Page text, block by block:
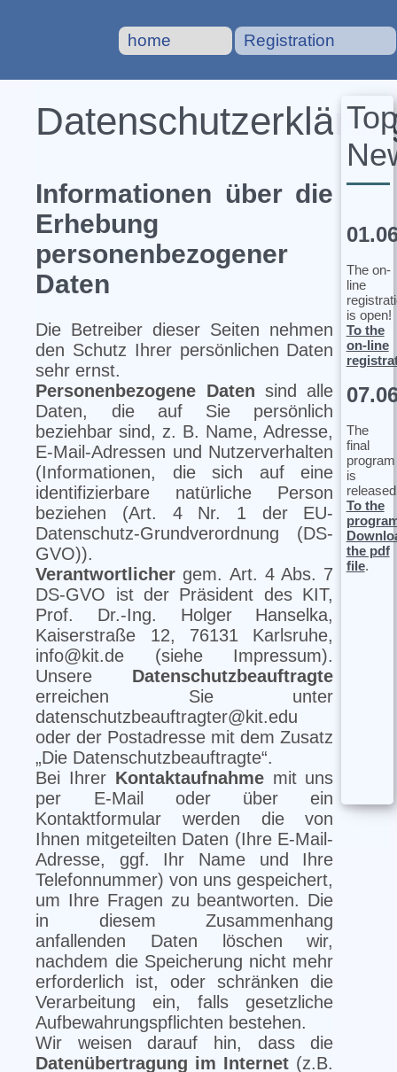
home Registration
Informationen über die
Erhebung
personenbezogener
Daten
Die Betreiber dieser Seiten nehmen
den Schutz Ihrer persönlichen Daten
sehr ernst.
Personenbezogene Daten sind alle
Daten, die auf Sie persönlich
beziehbar sind, z. B. Name, Adresse,
E-Mail-Adressen und Nutzerverhalten
(Informationen, die sich auf eine
identifizierbare natürliche Person
beziehen (Art. 4 Nr. 1 der EU-
Datenschutz-Grundverordnung (DS-
GVO)).
Verantwortlicher gem. Art. 4 Abs. 7
DS-GVO ist der Präsident des KIT,
Prof. Dr.-Ing. Holger Hanselka,
Kaiserstraße 12, 76131 Karlsruhe,
info@kit.de (siehe Impressum).
Unsere Datenschutzbeauftragte
erreichen Sie unter
datenschutzbeauftragter@kit.edu
oder der Postadresse mit dem Zusatz
„Die Datenschutzbeauftragte“.
Bei Ihrer Kontaktaufnahmemit uns
per E-Mail oder über ein
Kontaktformular werden die von
Ihnen mitgeteilten Daten (Ihre E-Mail-
Adresse, ggf. Ihr Name und Ihre
Telefonnummer) von uns gespeichert,
um Ihre Fragen zu beantworten. Die
in diesem Zusammenhang
anfallenden Daten löschen wir,
nachdem die Speicherung nicht mehr
erforderlich ist, oder schränken die
Verarbeitung ein, falls gesetzliche
Aufbewahrungspflichten bestehen.
Wir weisen darauf hin, dass die
Datenübertragung im Internet (z.B.
Top
The on-
line
is open!
To the
on-line
The
final
program
is
To the
the pdf
file.